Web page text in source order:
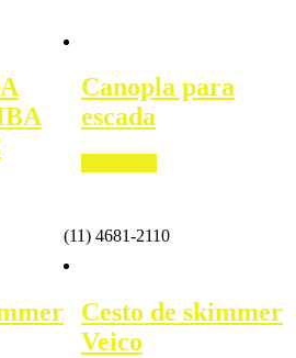
Canopla para
escada
Cesto de skimmer
Veico
(11) 4681-2110